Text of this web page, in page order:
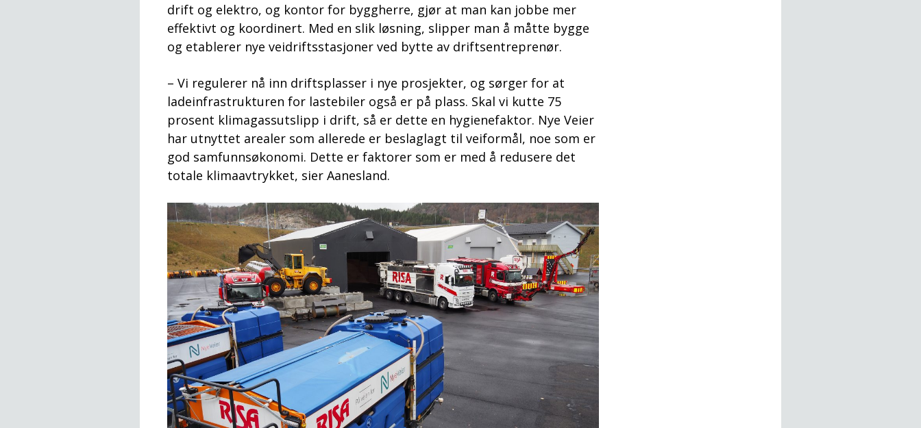
drift og elektro, og kontor for byggherre, gjør at man kan jobbe mer
effektivt og koordinert. Med en slik løsning, slipper man å måtte bygge
og etablerer nye veidriftsstasjoner ved bytte av driftsentreprenør.
– Vi regulerer nå inn driftsplasser i nye prosjekter, og sørger for at
ladeinfrastrukturen for lastebiler også er på plass. Skal vi kutte 75
prosent klimagassutslipp i drift, så er dette en hygienefaktor. Nye Veier
har utnyttet arealer som allerede er beslaglagt til veiformål, noe som er
god samfunnsøkonomi. Dette er faktorer som er med å redusere det
totale klimaavtrykket, sier Aanesland.